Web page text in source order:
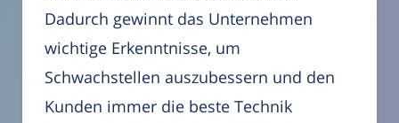
Dadurch gewinnt das Unternehmen
wichtige Erkenntnisse, um
Schwachstellen auszubessern und den
Kunden immer die beste Technik